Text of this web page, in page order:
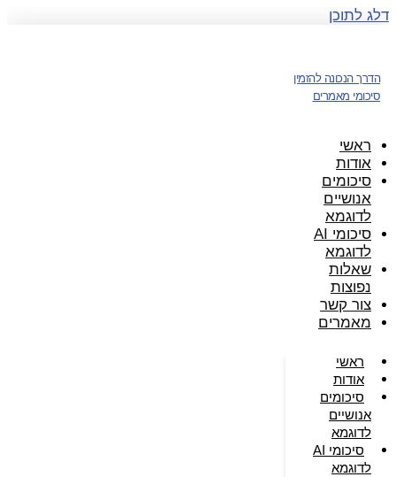
דלג לתוכן
הדרך הנכונה להזמין
סיכומי מאמרים
ראשי
אודות
סיכומים
אנושיים
לדוגמא
סיכומי AI
לדוגמא
שאלות
נפוצות
צור קשר
מאמרים
ראשי
אודות
סיכומים
אנושיים
לדוגמא
סיכומי AI
לדוגמא